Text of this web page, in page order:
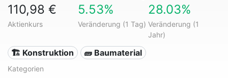
110,98 €
Aktienkurs
5.53%
Veränderung (1 Tag)
28.03%
Veränderung (1
Jahr)
🏗 Konstruktion 🧱 Baumaterial
Kategorien